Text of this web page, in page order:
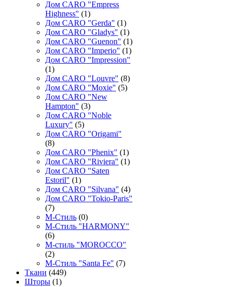
Дом CARO "Empress
Highness" (1)
Дом CARO "Gerda" (1)
Дом CARO "Gladys" (1)
Дом CARO "Guenon" (1)
Дом CARO "Imperio" (1)
Дом CARO "Impression"
(1)
Дом CARO "Louvre" (8)
Дом CARO "Moxie" (5)
Дом CARO "New
Hampton" (3)
Дом CARO "Noble
Luxury" (5)
Дом CARO "Origami"
(8)
Дом CARO "Phenix" (1)
Дом CARO "Riviera" (1)
Дом CARO "Saten
Estoril" (1)
Дом CARO "Silvana" (4)
Дом CARO "Tokio-Paris"
(7)
М-Стиль (0)
М-Стиль "HARMONY"
(6)
М-стиль "MOROCCO"
(2)
М-Стиль "Santa Fe" (7)
Ткани (449)
Шторы (1)